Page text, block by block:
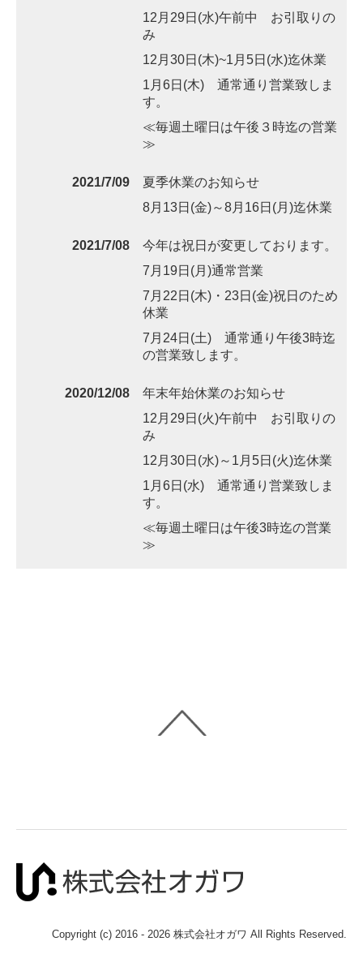
12月29日(水)午前中 お引取りの
み
12月30日(木)~1月5日(水)迄休業
1月6日(木) 通常通り営業致しま
す。
≪毎週土曜日は午後３時迄の営業
≫
2021/7/09
夏季休業のお知らせ
8月13日(金)～8月16日(月)迄休業
2021/7/08
今年は祝日が変更しております。
7月19日(月)通常営業
7月22日(木)・23日(金)祝日のため
休業
7月24日(土) 通常通り午後3時迄
の営業致します。
2020/12/08
年末年始休業のお知らせ
12月29日(火)午前中 お引取りの
み
12月30日(水)～1月5日(火)迄休業
1月6日(水) 通常通り営業致しま
す。
≪毎週土曜日は午後3時迄の営業
≫
Copyright (c) 2016 - 2026 株式会社オガワ All Rights Reserved.